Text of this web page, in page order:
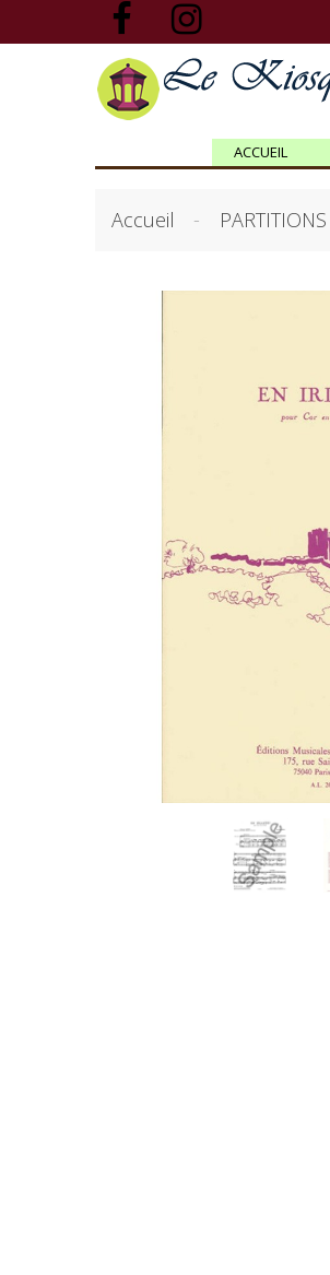
ACCUEIL
Accueil PARTITIONS